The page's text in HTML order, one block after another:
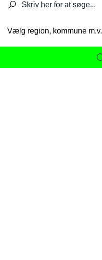
Vælg region, kommune m.v.